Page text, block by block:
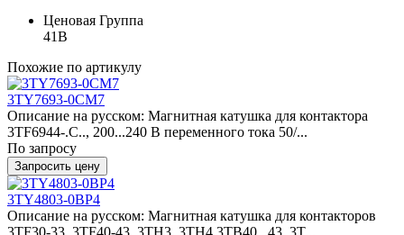
Ценовая Группа
41B
Похожие по артикулу
3TY7693-0CM7
Описание на русском: Магнитная катушка для контактора
3TF6944-.C.., 200...240 В переменного тока 50/...
По запросу
Запросить цену
3TY4803-0BP4
Описание на русском: Магнитная катушка для контакторов
3TF30-33, 3TF40-43, 3TH3, 3TH4 3TB40...43, 3T...